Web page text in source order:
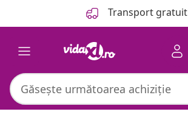
Transport gratuit